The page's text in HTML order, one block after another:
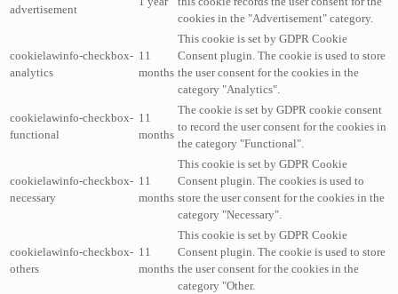
advertisement
cookies in the "Advertisement" category.
cookielawinfo-checkbox-
analytics
11
months
This cookie is set by GDPR Cookie
Consent plugin. The cookie is used to store
the user consent for the cookies in the
category "Analytics".
cookielawinfo-checkbox-
functional
11
months
The cookie is set by GDPR cookie consent
to record the user consent for the cookies in
the category "Functional".
cookielawinfo-checkbox-
necessary
11
months
This cookie is set by GDPR Cookie
Consent plugin. The cookies is used to
store the user consent for the cookies in the
category "Necessary".
cookielawinfo-checkbox-
others
11
months
This cookie is set by GDPR Cookie
Consent plugin. The cookie is used to store
the user consent for the cookies in the
category "Other.